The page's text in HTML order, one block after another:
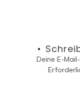
Deine E-